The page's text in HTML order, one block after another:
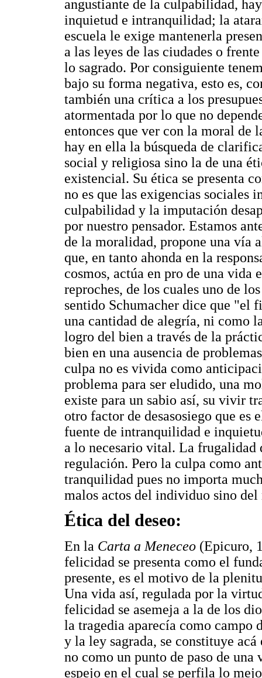
angustiante de la culpabilidad,
inquietud e intranquilidad; la
escuela le exige mantenerla
a las leyes de las ciudades o
lo sagrado. Por consiguiente
bajo su forma negativa, esto es,
también una crítica a los
atormentada por lo que no
entonces que ver con la moral de
hay en ella la búsqueda de
social y religiosa sino la de una
existencial. Su ética se presenta
no es que las exigencias sociales
culpabilidad y la imputación
por nuestro pensador. Estamos
de la moralidad, propone una vía
que, en tanto ahonda en la
cosmos, actúa en pro de una vida
reproches, de los cuales uno de
sentido Schumacher dice que "el
una cantidad de alegría, ni como
logro del bien a través de la
bien en una ausencia de
culpa no es vivida como
problema para ser eludido, una
existe para un sabio así, su vivir
otro factor de desasosiego que es
fuente de intranquilidad e
a lo necesario vital. La frugalidad
regulación. Pero la culpa como
tranquilidad pues no importa
malos actos del individuo sino
Ética del deseo:
En la Carta a Meneceo (Epicuro,
felicidad se presenta como el
presente, es el motivo de la
Una vida así, regulada por la
felicidad se asemeja a la de los
la tragedia aparecía como campo
y la ley sagrada, se constituye
no como un punto de paso de
espejo en el cual se perfila lo